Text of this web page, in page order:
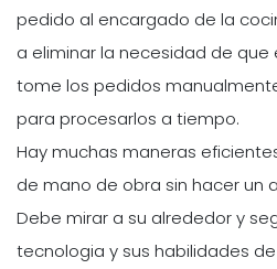
pedido al encargado de la
a eliminar la necesidad de que
tome los pedidos
para procesarlos a tiempo.
Hay muchas maneras
de mano de obra sin hacer un
Debe mirar a su alrededor y
tecnologia y sus habilidades